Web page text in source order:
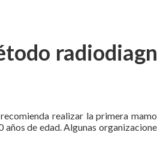
realizar la primera
de edad. Algunas